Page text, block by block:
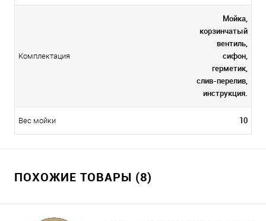
Комплектация
Мойка,
корзинчатый
вентиль,
сифон,
герметик,
слив-перелив,
инструкция.
Вес мойки 10
ПОХОЖИЕ ТОВАРЫ (8)